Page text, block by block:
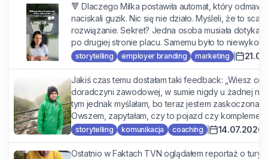
🔻 Dlaczego Milka postawiła automat, który
naciskali guzik. Nic się nie działo. Myśleli, że to
rozwiązanie. Sekret? Jedna osoba musiała
po drugiej stronie placu. Samemu było to
storytelling employer branding marketing
Jakiś czas temu dostałam taki feedback: „Wiesz
doradczyni zawodowej, w sumie nigdy u żadnej nie
tym jednak myślałam, bo teraz jestem zaskoczona,
Owszem, zapytałam, czy to pojazd czy
storytelling komunikacja coaching 14.07.2026
Ostatnio w Faktach TVN oglądałem reportaż o